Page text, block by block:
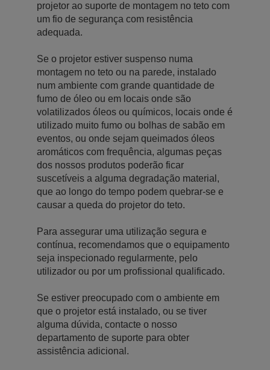
projetor ao suporte de montagem no teto com
um fio de segurança com resistência
adequada.
Se o projetor estiver suspenso numa
montagem no teto ou na parede, instalado
num ambiente com grande quantidade de
fumo de óleo ou em locais onde são
volatilizados óleos ou químicos, locais onde é
utilizado muito fumo ou bolhas de sabão em
eventos, ou onde sejam queimados óleos
aromáticos com frequência, algumas peças
dos nossos produtos poderão ficar
suscetíveis a alguma degradação material,
que ao longo do tempo podem quebrar-se e
causar a queda do projetor do teto.
Para assegurar uma utilização segura e
contínua, recomendamos que o equipamento
seja inspecionado regularmente, pelo
utilizador ou por um profissional qualificado.
Se estiver preocupado com o ambiente em
que o projetor está instalado, ou se tiver
alguma dúvida, contacte o nosso
departamento de suporte para obter
assistência adicional.